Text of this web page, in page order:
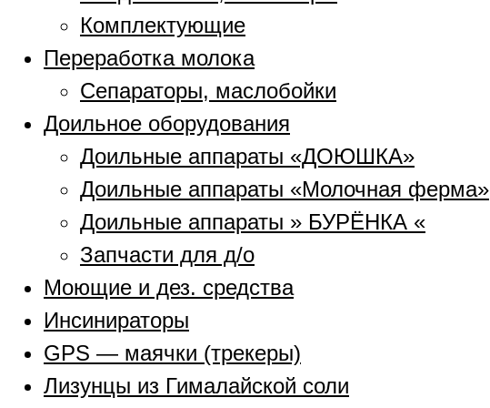
Комплектующие
Переработка молока
Сепараторы, маслобойки
Доильное оборудования
Доильные аппараты «ДОЮШКА»
Доильные аппараты «Молочная ферма»
Доильные аппараты » БУРЁНКА «
Запчасти для д/о
Моющие и дез. средства
Инсинираторы
GPS — маячки (трекеры)
Лизунцы из Гималайской соли